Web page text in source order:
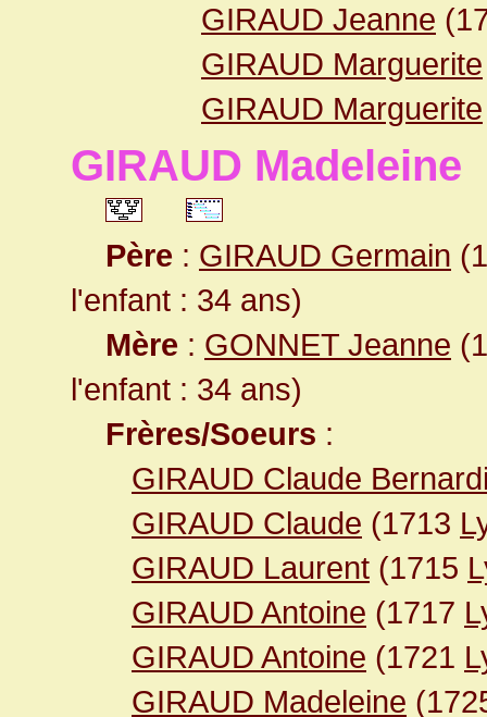
GIRAUD Jeanne
GIRAUD Marguerite
GIRAUD Marguerite
GIRAUD Madeleine
Père : GIRAUD Germain
l'enfant : 34 ans)
Mère : GONNET Jeanne
l'enfant : 34 ans)
Frères/Soeurs :
GIRAUD Claude
GIRAUD Claude (1713
GIRAUD Laurent (1715
GIRAUD Antoine (1717
GIRAUD Antoine (1721
GIRAUD Madeleine